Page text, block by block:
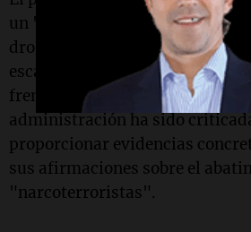
un "conflicto armado" contra
drogas latinoamericanos,
escalada de ataques como una
frenar el tráfico de drogas. Sin
administración ha sido
proporcionar evidencias
sus afirmaciones sobre el
"narcoterroristas".